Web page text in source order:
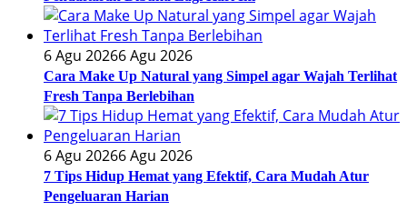
6 Agu 20266 Agu 2026
Cara Make Up Natural yang Simpel agar Wajah Terlihat
Fresh Tanpa Berlebihan
6 Agu 20266 Agu 2026
7 Tips Hidup Hemat yang Efektif, Cara Mudah Atur
Pengeluaran Harian